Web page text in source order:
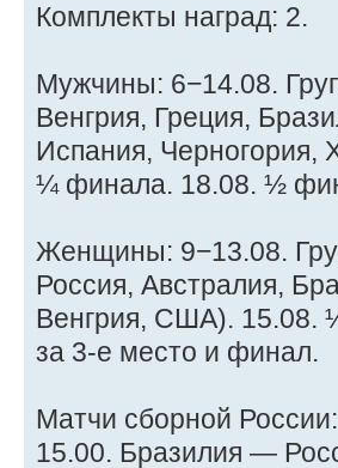
Комплекты наград: 2.
Мужчины: 6−14.08.
Венгрия, Греция,
Испания,
¼ финала. 18.08. ½
Женщины: 9−13.08.
Россия, Австралия,
Венгрия, США). 15.08.
за 3-е место и финал.
Матчи сборной
15.00. Бразилия —